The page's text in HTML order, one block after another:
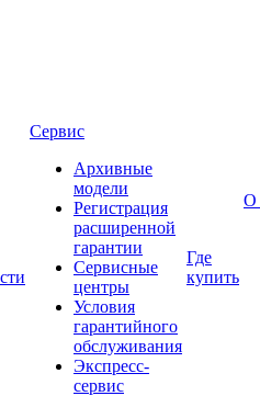
Сервис
Архивные
модели
Регистрация
расширенной
гарантии
Сервисные
центры
Условия
гарантийного
обслуживания
Экспресс-
сервис
Где
купить
О